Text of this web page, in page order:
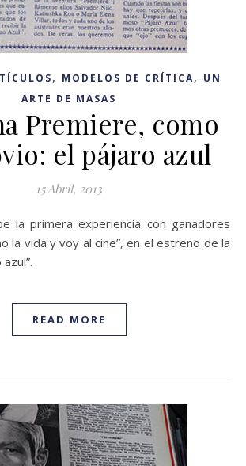
, MODELOS DE CRÍTICA, UN
ARTE DE MASAS
Premiere, como
el pájaro azul
15 Abril, 2013
la vida y voy al cine”, en el estreno de la
READ MORE